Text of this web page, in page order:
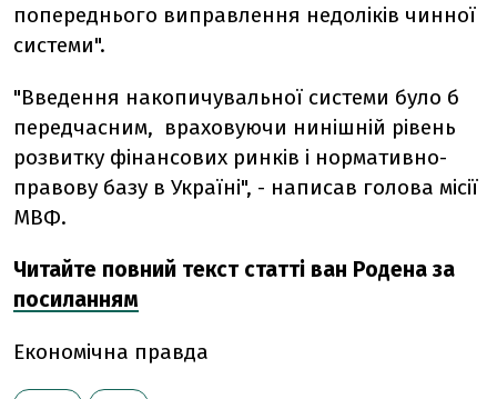
попереднього виправлення недоліків чинної
системи".
"Введення накопичувальної системи було б
передчасним, враховуючи нинішній рівень
розвитку фінансових ринків і нормативно-
правову базу в Україні", - написав голова місії
МВФ.
Читайте повний текст статті ван Родена за
посиланням
Економічна правда